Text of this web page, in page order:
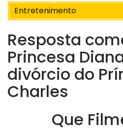
Entretenimento
Resposta
Princesa
divórcio do
Charles
Que